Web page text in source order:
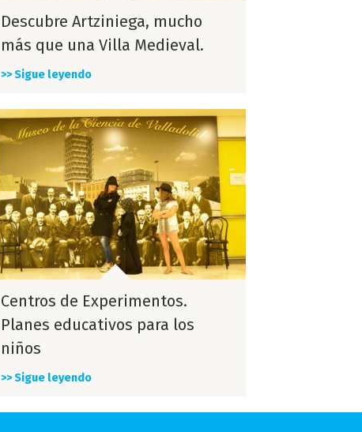
Descubre Artziniega, mucho
más que una Villa Medieval.
>> Sigue leyendo
Centros de Experimentos.
Planes educativos para los
niños
>> Sigue leyendo